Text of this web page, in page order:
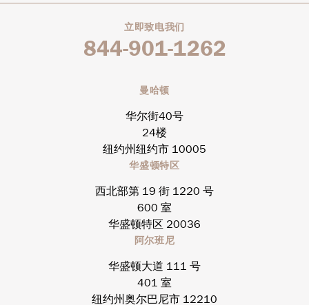
立即致电我们
844-901-1262
曼哈顿
华尔街40号
24楼
纽约州纽约市 10005
华盛顿特区
西北部第 19 街 1220 号
600 室
华盛顿特区 20036
阿尔班尼
华盛顿大道 111 号
401 室
纽约州奥尔巴尼市 12210